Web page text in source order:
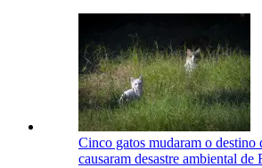
Cinco gatos mudaram o destino
causaram desastre ambiental de